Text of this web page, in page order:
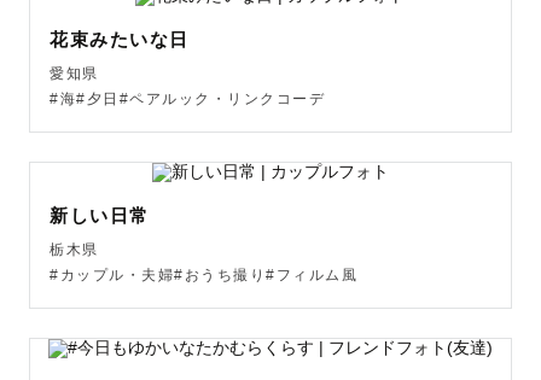
花束みたいな日
愛知県
#海#夕日#ペアルック・リンクコーデ
新しい日常
栃木県
#カップル・夫婦#おうち撮り#フィルム風